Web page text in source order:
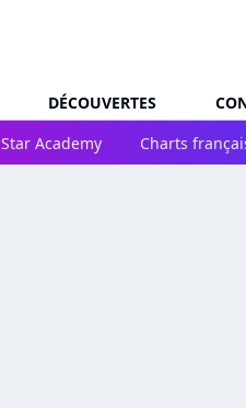
DÉCOUVERTES
Star Academy Charts